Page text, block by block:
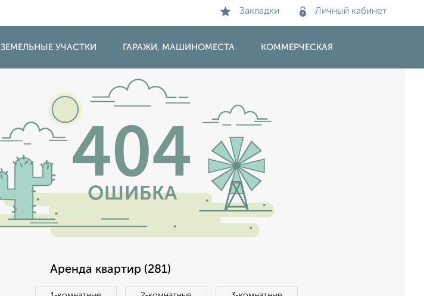
Закладки Личный кабинет
ЗЕМЕЛЬНЫЕ УЧАСТКИ ГАРАЖИ, МАШИНОМЕСТА КОММЕРЧЕСКАЯ
Аренда квартир (281)